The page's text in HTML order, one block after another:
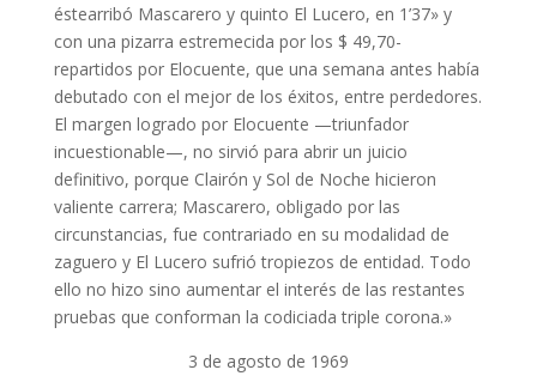
éstearribó Mascarero y quinto El Lucero, en 1’37» y
con una pizarra estremecida por los $ 49,70-
repartidos por Elocuente, que una semana antes había
debutado con el mejor de los éxitos, entre perdedores.
El margen logrado por Elocuente —triunfador
incuestionable—, no sirvió para abrir un juicio
definitivo, porque Clairón y Sol de Noche hicieron
valiente carrera; Mascarero, obligado por las
circunstancias, fue contrariado en su modalidad de
zaguero y El Lucero sufrió tropiezos de entidad. Todo
ello no hizo sino aumentar el interés de las restantes
pruebas que conforman la codiciada triple corona.»
3 de agosto de 1969